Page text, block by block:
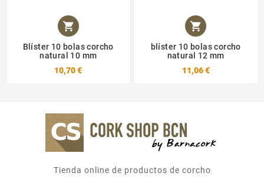

Blíster 10 bolas corcho
natural 10 mm
10,70 €

blíster 10 bolas corcho
natural 12 mm
11,06 €
Tienda online de productos de corcho